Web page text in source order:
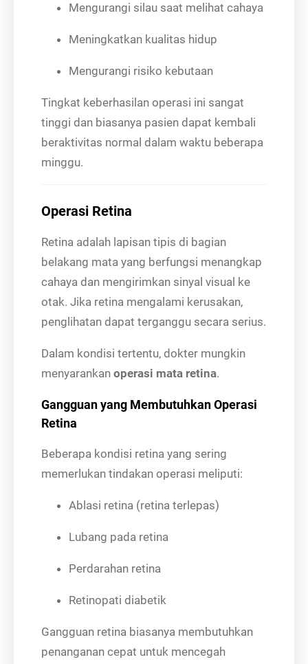
Mengurangi silau saat melihat cahaya
Meningkatkan kualitas hidup
Mengurangi risiko kebutaan
Tingkat keberhasilan operasi ini sangat
tinggi dan biasanya pasien dapat kembali
beraktivitas normal dalam waktu beberapa
minggu.
Operasi Retina
Retina adalah lapisan tipis di bagian
belakang mata yang berfungsi menangkap
cahaya dan mengirimkan sinyal visual ke
otak. Jika retina mengalami kerusakan,
penglihatan dapat terganggu secara serius.
Dalam kondisi tertentu, dokter mungkin
menyarankan operasi mata retina.
Gangguan yang Membutuhkan Operasi
Retina
Beberapa kondisi retina yang sering
memerlukan tindakan operasi meliputi:
Ablasi retina (retina terlepas)
Lubang pada retina
Perdarahan retina
Retinopati diabetik
Gangguan retina biasanya membutuhkan
penanganan cepat untuk mencegah